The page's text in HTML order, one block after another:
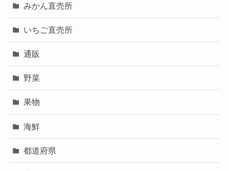
みかん直売所
いちご直売所
通販
野菜
果物
海鮮
都道府県